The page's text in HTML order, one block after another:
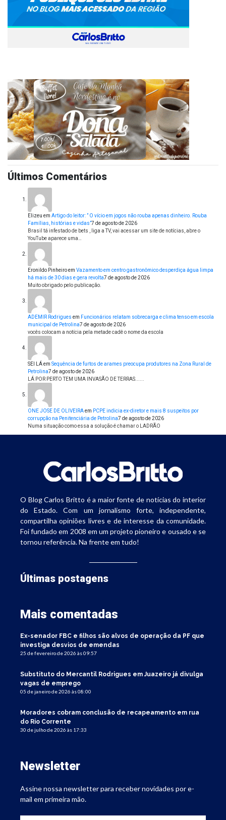
Últimos Comentários
Elizeu em Artigo do leitor: ” O vício em jogos não rouba apenas dinheiro. Rouba
Famílias, histórias e vidas”7 de agosto de 2026
Brasil tá infestado de bets , liga a TV, vai acessar um site de notícias, abre o
YouTube aparece uma…
Eronildo Pinheiroem Vazamento em centro gastronômico desperdiça água limpa
há mais de 30 dias e gera revolta7 de agosto de 2026
Muito obrigado pelo publicação.
ADEMIR Rodrigues em Funcionários relatam sobrecarga e clima tenso em escola
municipal de Petrolina7 de agosto de 2026
vocês colocam a notícia pela metade cadê o nome da escola
SEI LÁem Sequência de furtos de arames preocupa produtores na Zona Rural de
Petrolina7 de agosto de 2026
LÁ POR PERTO TEM UMA INVASÃO DE TERRAS......
ONE JOSE DE OLIVEIRAem PCPE indicia ex-diretor e mais 8 suspeitos por
corrupção na Penitenciária de Petrolina7 de agosto de 2026
Numa situação como essa a solução é chamar o LADRÃO
O Blog Carlos Britto é a maior fonte de notícias do interior
do Estado. Com um jornalismo forte, independente,
compartilha opiniões livres e de interesse da comunidade.
Foi fundado em 2008 em um projeto pioneiro e ousado e se
tornou referência. Na frente em tudo!
Últimas postagens
Mais comentadas
Ex-senador FBC e filhos são alvos de operação da PF que
investiga desvios de emendas
25 de fevereiro de 2026 às 09:57
Substituto do Mercantil Rodrigues em Juazeiro já divulga
vagas de emprego
05 de janeiro de 2026 às 08:00
Moradores cobram conclusão de recapeamento em rua
do Rio Corrente
30 de julho de 2026 às 17:33
Newsletter
Assine nossa newsletter para receber novidades por e-
mail em primeira mão.